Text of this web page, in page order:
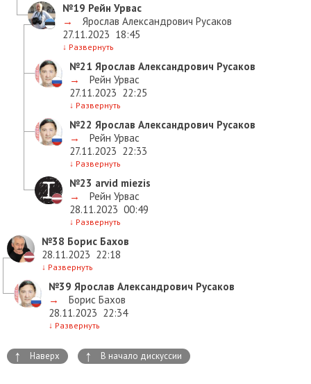
№19 Рейн Урвас
→
Ярослав Александрович Русаков
27.11.2023 18:45
↓ Развернуть
№21 Ярослав Александрович Русаков
→
Рейн Урвас
27.11.2023 22:25
↓ Развернуть
№22 Ярослав Александрович Русаков
→
Рейн Урвас
27.11.2023 22:33
↓ Развернуть
№23 arvid miezis
→
Рейн Урвас
28.11.2023 00:49
↓ Развернуть
№38 Борис Бахов
28.11.2023 22:18
↓ Развернуть
№39 Ярослав Александрович Русаков
→
Борис Бахов
28.11.2023 22:34
↓ Развернуть
↑ Наверх ↑ В начало дискуссии